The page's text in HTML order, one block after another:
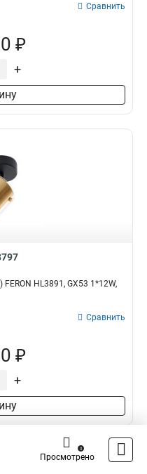
Сравнить
₽
+
HL3891, GX53 1*12W,
Сравнить
₽
+
Просмотрено
0